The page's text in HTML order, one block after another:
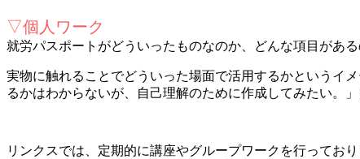
▽個人ワーク
就労パスポートがどういったものなのか、どんな項目があ
実物に触れることでどういった場面で活用するかというイ
るかはわからないが、自己理解のために作成してみたい。
リンクスでは、定期的に講座やグループワークを行っており